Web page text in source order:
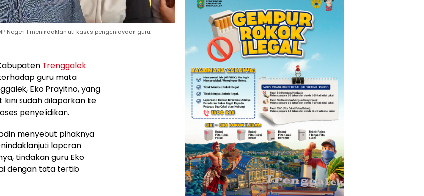
Negeri 1 menindaklanjuti kasus penganiayaan guru.
Trenggalek
guru mata
Eko Prayitno, yang
kini sudah dilaporkan ke
penyelidikan.
menyebut pihaknya
laporan
tindakan guru Eko
dengan tata tertib